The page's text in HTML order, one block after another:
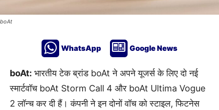
boAt
WhatsApp Google News
boAt: भारतीय टेक ब्रांड boAt ने अपने यूजर्स के लिए दो नई
स्मार्टवॉच boAt Storm Call 4 और boAt Ultima Vogue
2 लॉन्च कर दी हैं। कंपनी ने इन दोनों वॉच को स्टाइल, फिटनेस